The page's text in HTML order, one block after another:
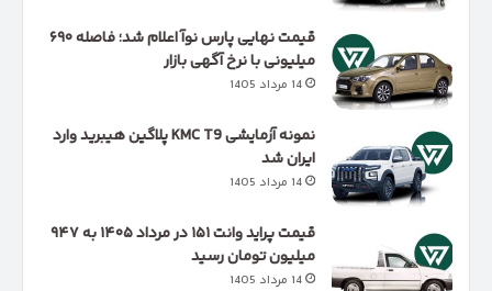
قیمت نهایی پارس نوآ اعلام شد؛ فاصله ۶۹۰
میلیونی با نرخ آگهی بازار
14 مرداد 1405
نمونه آزمایشی KMC T9 پلاگین هیبرید وارد
ایران شد
14 مرداد 1405
قیمت پراید وانت ۱۵۱ در مرداد ۱۴۰۵ به ۹۴۷
میلیون تومان رسید
14 مرداد 1405